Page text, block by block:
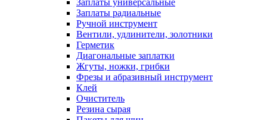
Заплаты универсальные
Заплаты радиальные
Ручной инструмент
Вентили, удлинители, золотники
Герметик
Диагональные заплатки
Жгуты, ножки, грибки
Фрезы и абразивный инструмент
Клей
Очиститель
Резина сырая